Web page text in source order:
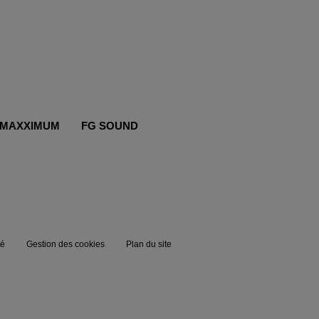
FG SOUND
Gestion des cookies Plan du site